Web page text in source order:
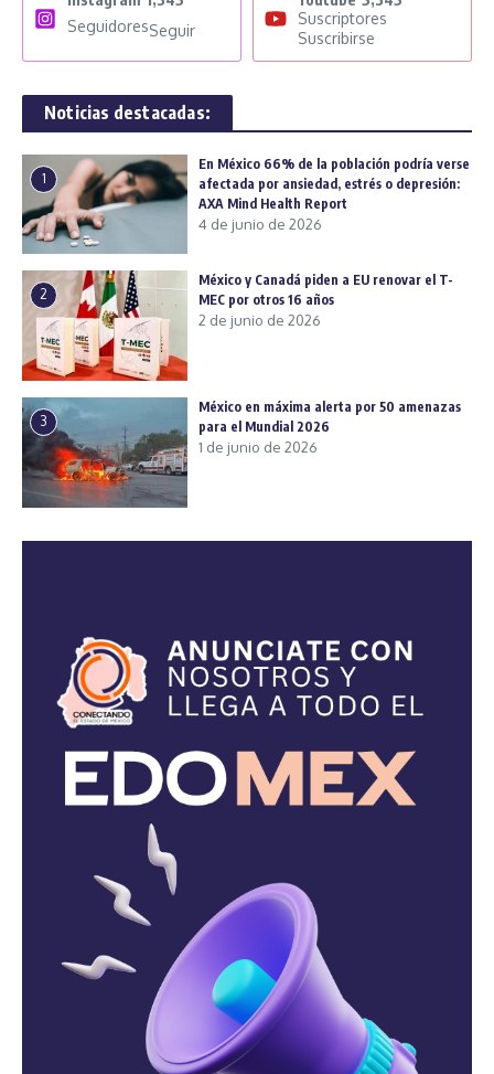
SeguidoresSeguir
Suscriptores
Suscribirse
Noticias destacadas:
1
En México 66% de la población podría verse
afectada por ansiedad, estrés o depresión:
AXA Mind Health Report
4 de junio de 2026
2
México y Canadá piden a EU renovar el T-
MEC por otros 16 años
2 de junio de 2026
3
México en máxima alerta por 50 amenazas
para el Mundial 2026
1 de junio de 2026